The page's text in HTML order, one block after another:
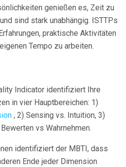
genießen es, Zeit zu
sind stark unabhängig. ISTTPs
praktische Aktivitäten
Tempo zu arbeiten.
Indicator identifiziert Ihre
in vier Hauptbereichen: 1)
, 2) Sensing vs. Intuition, 3)
vs Wahrnehmen.
identifiziert der MBTI, dass
Ende jeder Dimension